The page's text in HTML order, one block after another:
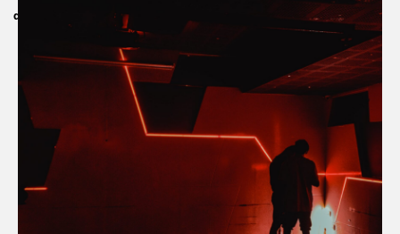
datos de las investigaciones”, dice Humeres